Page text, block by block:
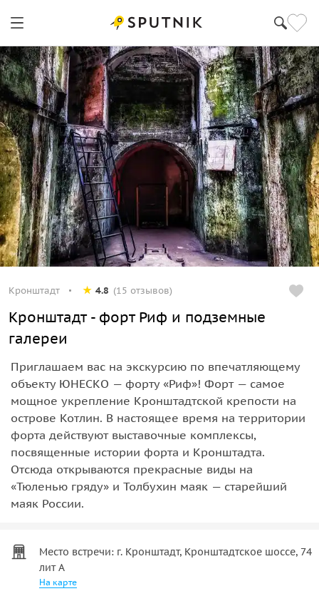
Кронштадт 4.8 (15 отзывов)
Кронштадт - форт Риф и подземные
галереи
Приглашаем вас на экскурсию по впечатляющему
объекту ЮНЕСКО — форту «Риф»! Форт — самое
мощное укрепление Кронштадтской крепости на
острове Котлин. В настоящее время на территории
форта действуют выставочные комплексы,
посвященные истории форта и Кронштадта.
Отсюда открываются прекрасные виды на
«Тюленью гряду» и Толбухин маяк — старейший
маяк России.
Место встречи: г. Кронштадт, Кронштадтское шоссе, 74
лит А
На карте